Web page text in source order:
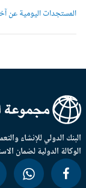
المستجدات اليومية عن آخر
الدولي للإنشاء والتعمير
الدولية لضمان